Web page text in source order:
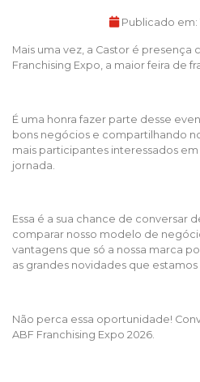
Publicado em:
Mais uma vez, a Castor é presença
Franchising Expo, a maior feira de
É uma honra fazer parte desse
bons negócios e compartilhando
mais participantes interessados
jornada.
Essa é a sua chance de conversar
comparar nosso modelo de
vantagens que só a nossa marca
as grandes novidades que
Não perca essa oportunidade!
ABF Franchising Expo 2026.